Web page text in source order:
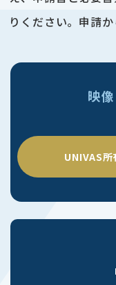
りください。申請
映
UNIVAS